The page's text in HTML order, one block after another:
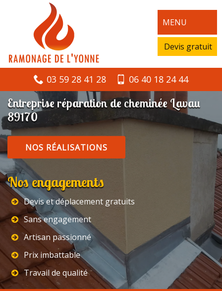
MENU
Devis gratuit
03 59 28 41 28 06 40 18 24 44
Entreprise réparation de cheminée Lavau
89170
NOS RÉALISATIONS
Nos engagements
Devis et déplacement gratuits
Sans engagement
Artisan passionné
Prix imbattable
Travail de qualité